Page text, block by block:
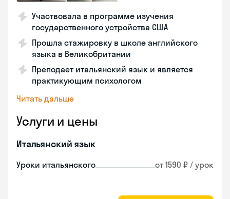
Участвовала в программе изучения
государственного устройства США
Прошла стажировку в школе английского
языка в Великобритании
Преподает итальянский язык и является
практикующим психологом
Читать дальше
Услуги и цены
Итальянский язык
Уроки итальянского от 1590 ₽ / урок